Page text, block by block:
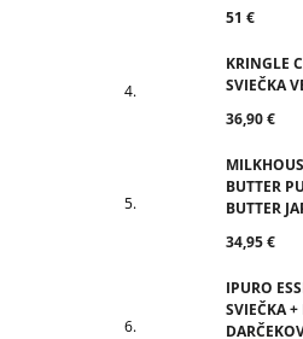
51 €
KRINGLE
SVIEČKA
36,90 €
BUTTER
BUTTER
34,95 €
IPURO
SVIEČKA